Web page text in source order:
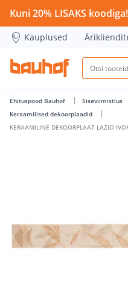
KERAAMILINE
Kuni 20% LISAKS koodiga!
Kauplused
Ehituspood Bauhof Siseviimistlus
Keraamilised dekoorplaadid
KERAAMILINE DEKOORPLAAT LAZIO